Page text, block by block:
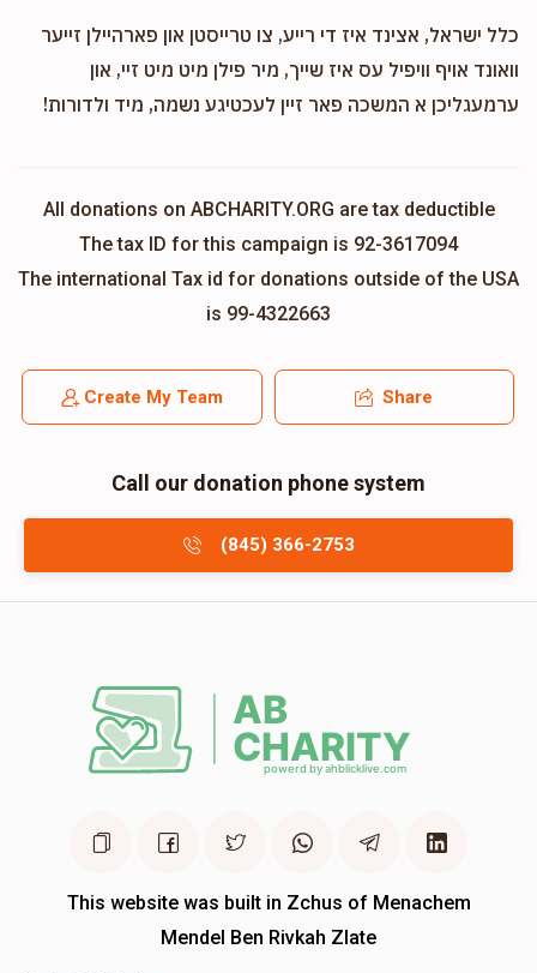
כלל ישראל, אצינד איז די רייע, צו טרייסטן און פארהיילן זייער
וואונד אויף וויפיל עס איז שייך, מיר פילן מיט מיט זיי, און
ערמעגליכן א המשכה פאר זיין לעכטיגע נשמה, מיד ולדורות!
All donations on ABCHARITY.ORG are tax deductible
The tax ID for this campaign is 92-3617094
The international Tax id for donations outside of the USA
is 99-4322663
Create My Team Share
Call our donation phone system
(845) 366-2753
This website was built in Zchus of Menachem
Mendel Ben Rivkah Zlate